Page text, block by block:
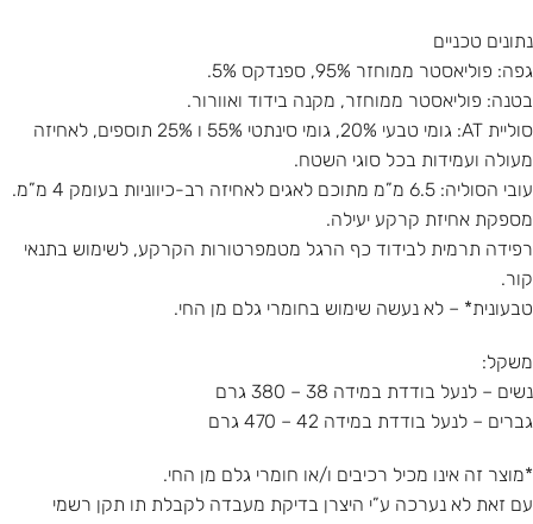
נתונים טכניים
גפה: פוליאסטר ממוחזר 95%, ספנדקס 5%.
בטנה: פוליאסטר ממוחזר, מקנה בידוד ואוורור.
סוליית AT: גומי טבעי 20%, גומי סינתטי 55% ו 25% תוספים, לאחיזה
מעולה ועמידות בכל סוגי השטח.
עובי הסוליה: 6.5 מ”מ מתוכם לאגים לאחיזה רב-כיווניות בעומק 4 מ”מ.
מספקת אחיזת קרקע יעילה.
רפידה תרמית לבידוד כף הרגל מטמפרטורות הקרקע, לשימוש בתנאי
קור.
טבעונית* – לא נעשה שימוש בחומרי גלם מן החי.
משקל:
נשים – לנעל בודדת במידה 38 – 380 גרם
גברים – לנעל בודדת במידה 42 – 470 גרם
*מוצר זה אינו מכיל רכיבים ו/או חומרי גלם מן החי.
עם זאת לא נערכה ע”י היצרן בדיקת מעבדה לקבלת תו תקן רשמי